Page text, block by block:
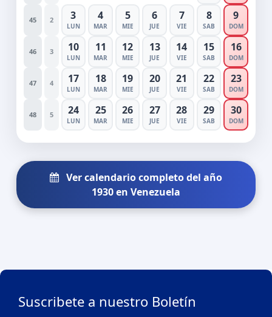
45 2 3
LUN
4
MAR
5
MIE
6
JUE
7
VIE
8
SAB
9
DOM
46 3 10
LUN
11
MAR
12
MIE
13
JUE
14
VIE
15
SAB
16
DOM
47 4 17
LUN
18
MAR
19
MIE
20
JUE
21
VIE
22
SAB
23
DOM
48 5 24
LUN
25
MAR
26
MIE
27
JUE
28
VIE
29
SAB
30
DOM
Ver calendario completo del año
1930 en Venezuela
Suscribete a nuestro Boletín